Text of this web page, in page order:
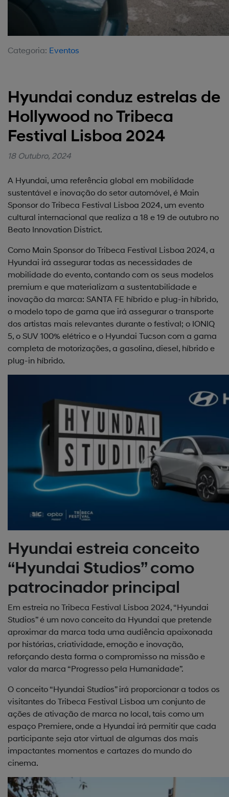
Categoria: Eventos
Hyundai conduz estrelas de
Hollywood no Tribeca
Festival Lisboa 2024
18 Outubro, 2024
A Hyundai, uma referência global em mobilidade
sustentável e inovação do setor automóvel, é Main
Sponsor do Tribeca Festival Lisboa 2024, um evento
cultural internacional que realiza a 18 e 19 de outubro no
Beato Innovation District.
Como Main Sponsor do Tribeca Festival Lisboa 2024, a
Hyundai irá assegurar todas as necessidades de
mobilidade do evento, contando com os seus modelos
premium e que materializam a sustentabilidade e
inovação da marca: SANTA FE híbrido e plug-in híbrido,
o modelo topo de gama que irá assegurar o transporte
dos artistas mais relevantes durante o festival; o IONIQ
5, o SUV 100% elétrico e o Hyundai Tucson com a gama
completa de motorizações, a gasolina, diesel, híbrido e
plug-in híbrido.
Hyundai estreia conceito
“Hyundai Studios” como
patrocinador principal
Em estreia no Tribeca Festival Lisboa 2024, “Hyundai
Studios” é um novo conceito da Hyundai que pretende
aproximar da marca toda uma audiência apaixonada
por histórias, criatividade, emoção e inovação,
reforçando desta forma o compromisso na missão e
valor da marca “Progresso pela Humanidade”.
O conceito “Hyundai Studios” irá proporcionar a todos os
visitantes do Tribeca Festival Lisboa um conjunto de
ações de ativação de marca no local, tais como um
espaço Premiere, onde a Hyundai irá permitir que cada
participante seja ator virtual de algumas dos mais
impactantes momentos e cartazes do mundo do
cinema.